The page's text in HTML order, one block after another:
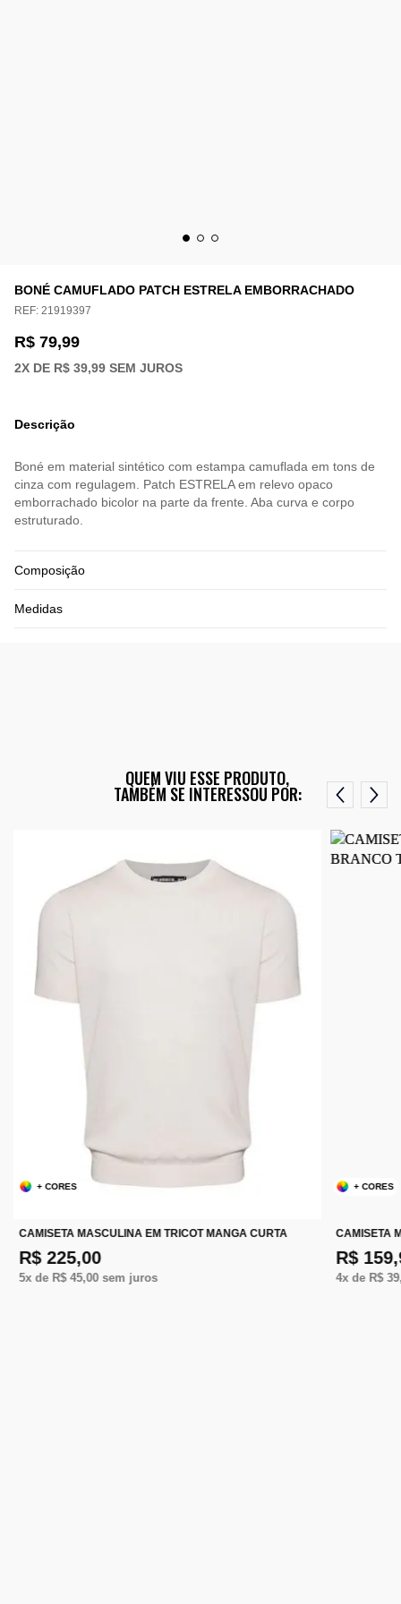
BONÉ CAMUFLADO PATCH ESTRELA EMBORRACHADO
REF: 21919397
R$ 79,99
2X DE R$ 39,99 SEM JUROS
Descrição
Boné em material sintético com estampa camuflada em tons de
cinza com regulagem. Patch ESTRELA em relevo opaco
emborrachado bicolor na parte da frente. Aba curva e corpo
estruturado.
Composição
Medidas
QUEM VIU ESSE PRODUTO,
TAMBÉM SE INTERESSOU POR:
+ CORES
CAMISETA MASCULINA EM TRICOT MANGA CURTA
R$ 225,00
5x de R$ 45,00sem juros
+ CORES
CAMISETA
R$
4x de R$